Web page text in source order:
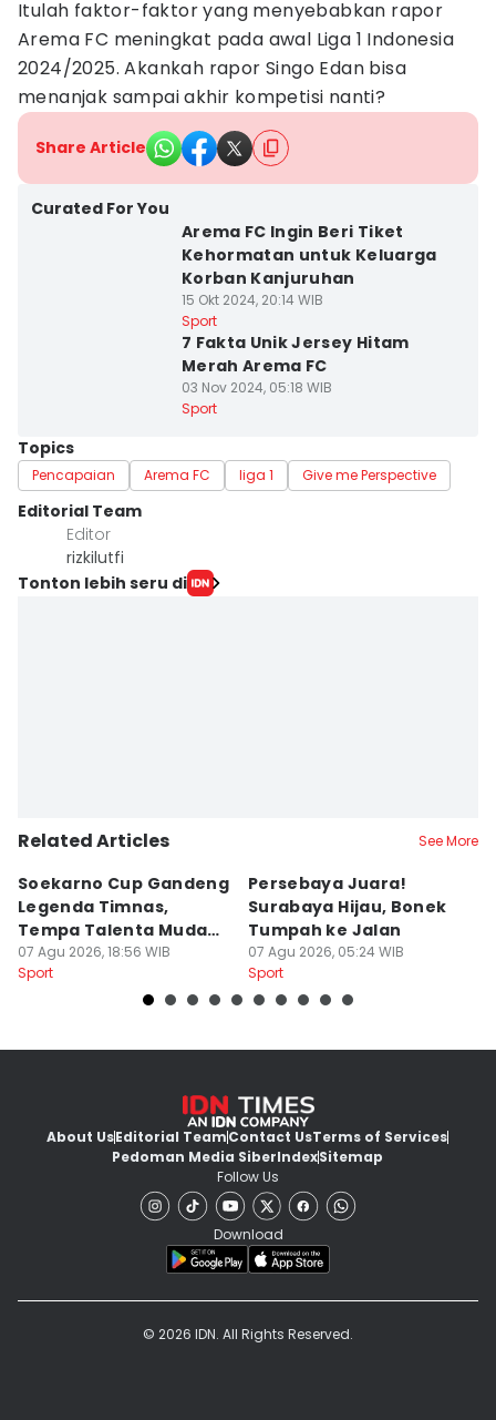
Itulah faktor-faktor yang menyebabkan rapor
Arema FC meningkat pada awal Liga 1 Indonesia
2024/2025. Akankah rapor Singo Edan bisa
menanjak sampai akhir kompetisi nanti?
Share Article
Curated For You
Arema FC Ingin Beri Tiket
Kehormatan untuk Keluarga
Korban Kanjuruhan
15 Okt 2024, 20:14 WIB
Sport
7 Fakta Unik Jersey Hitam
Merah Arema FC
03 Nov 2024, 05:18 WIB
Sport
Topics
Pencapaian Arema FC liga 1 Give me Perspective
Editorial Team
Editor
rizkilutfi
Tonton lebih seru di
Related Articles See More
Soekarno Cup Gandeng
Legenda Timnas,
Tempa Talenta Muda
Sepak Bola Indonesia
07 Agu 2026, 18:56 WIB
Sport
Persebaya Juara!
Surabaya Hijau, Bonek
Tumpah ke Jalan
07 Agu 2026, 05:24 WIB
Sport
About UsEditorial TeamContact UsTerms of Services
Pedoman Media SiberIndexSitemap
Follow Us
Download
© 2026 IDN. All Rights Reserved.